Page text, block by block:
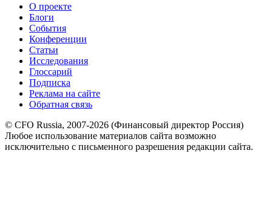
О проекте
Блоги
События
Конференции
Статьи
Исследования
Глоссарий
Подписка
Реклама на сайте
Обратная связь
© CFO Russia, 2007-2026 (Финансовый директор Россия)
Любое использование материалов сайта возможно
исключительно с письменного разрешения редакции сайта.